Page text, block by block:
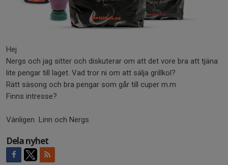
Hej
Nergs och jag sitter och diskuterar om att det vore bra att tjäna
lite pengar till laget. Vad tror ni om att sälja grillkol?
Rätt säsong och bra pengar som går till cuper m.m
Finns intresse?
Vänligen Linn och Nergs
Dela nyhet